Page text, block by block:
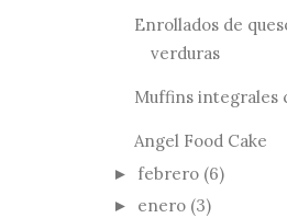
Enrollados de
verduras
Muffins integrales
Angel Food Cake
► febrero (6)
► enero (3)